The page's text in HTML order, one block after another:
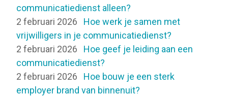
communicatiedienst alleen?
2 februari 2026
Hoe werk je samen met
vrijwilligers in je communicatiedienst?
2 februari 2026
Hoe geef je leiding aan een
communicatiedienst?
2 februari 2026
Hoe bouw je een sterk
employer brand van binnenuit?